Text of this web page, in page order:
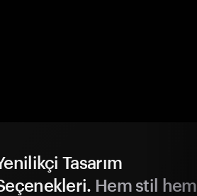
Tasarım
Hem stil hem